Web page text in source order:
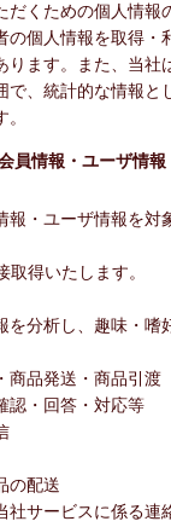
だくための個人情報
の個人情報を取得・
ります。また、当社
で、統計的な情報と
員情報・ユーザ情報
報・ユーザ情報を対
得いたします。
を分析し、趣味・嗜
商品発送・商品引渡
認・回答・対応等
の配送
社サービスに係る連